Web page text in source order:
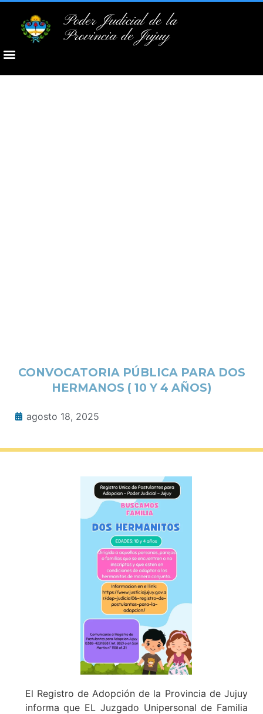
Poder Judicial de la
Provincia de Jujuy
CONVOCATORIA PÚBLICA PARA DOS
HERMANOS ( 10 Y 4 AÑOS)
agosto 18, 2025
El Registro de Adopción de la Provincia de Jujuy
informa que EL Juzgado Unipersonal de Familia